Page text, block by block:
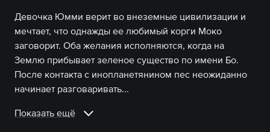
Девочка Юмми верит во внеземные цивилизации и
мечтает, что однажды ее любимый корги Моко
заговорит. Оба желания исполняются, когда на
Землю прибывает зеленое существо по имени Бо.
После контакта с инопланетянином пес неожиданно
начинает разговаривать...
Показать ещё